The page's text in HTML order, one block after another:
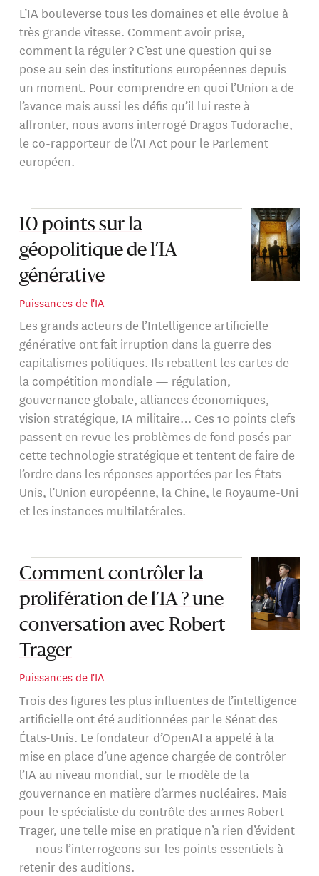
L’IA bouleverse tous les domaines et elle évolue à
très grande vitesse. Comment avoir prise,
comment la réguler ? C’est une question qui se
pose au sein des institutions européennes depuis
un moment. Pour comprendre en quoi l’Union a de
l’avance mais aussi les défis qu’il lui reste à
affronter, nous avons interrogé Dragos Tudorache,
le co-rapporteur de l’AI Act pour le Parlement
européen.
10 points sur la
géopolitique de l’IA
générative
Puissances de l'IA
Les grands acteurs de l’Intelligence artificielle
générative ont fait irruption dans la guerre des
capitalismes politiques. Ils rebattent les cartes de
la compétition mondiale — régulation,
gouvernance globale, alliances économiques,
vision stratégique, IA militaire… Ces 10 points clefs
passent en revue les problèmes de fond posés par
cette technologie stratégique et tentent de faire de
l’ordre dans les réponses apportées par les États-
Unis, l’Union européenne, la Chine, le Royaume-Uni
et les instances multilatérales.
Comment contrôler la
prolifération de l’IA ? une
conversation avec Robert
Trager
Puissances de l'IA
Trois des figures les plus influentes de l’intelligence
artificielle ont été auditionnées par le Sénat des
États-Unis. Le fondateur d’OpenAI a appelé à la
mise en place d’une agence chargée de contrôler
l’IA au niveau mondial, sur le modèle de la
gouvernance en matière d’armes nucléaires. Mais
pour le spécialiste du contrôle des armes Robert
Trager, une telle mise en pratique n’a rien d’évident
— nous l’interrogeons sur les points essentiels à
retenir des auditions.